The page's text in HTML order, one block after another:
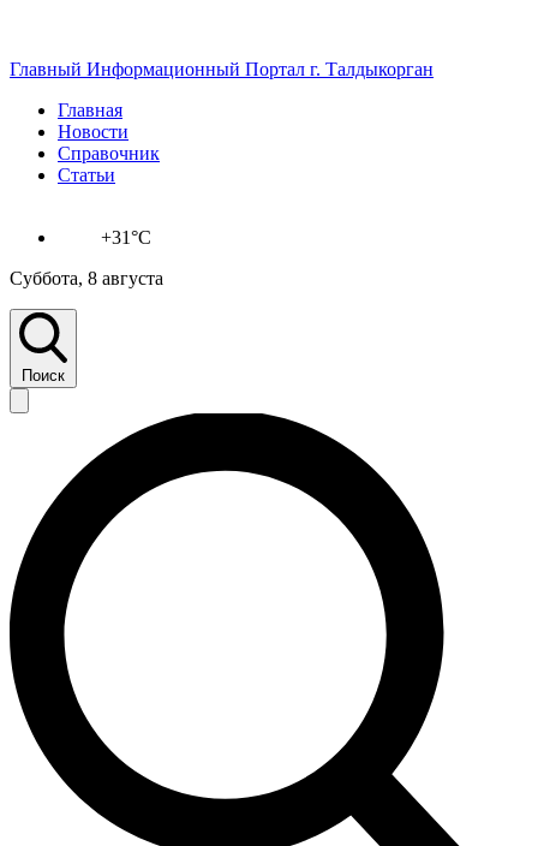
Главный Информационный Портал г. Талдыкорган
Главная
Новости
Справочник
Статьи
+31°C
Суббота, 8 августа
Поиск